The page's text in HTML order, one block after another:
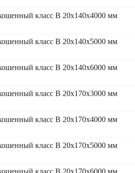
класс В 20x140x4000 мм
класс В 20x140x5000 мм
класс В 20x140x6000 мм
класс В 20x170x3000 мм
класс В 20x170x4000 мм
класс В 20x170x5000 мм
класс В 20x170x6000 мм